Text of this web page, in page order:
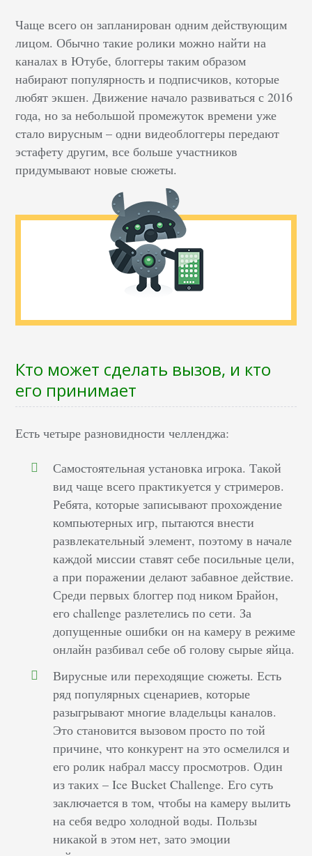
Чаще всего он запланирован одним действующим
лицом. Обычно такие ролики можно найти на
каналах в Ютубе, блоггеры таким образом
набирают популярность и подписчиков, которые
любят экшен. Движение начало развиваться с 2016
года, но за небольшой промежуток времени уже
стало вирусным – одни видеоблоггеры передают
эстафету другим, все больше участников
придумывают новые сюжеты.
Кто может сделать вызов, и кто
его принимает
Есть четыре разновидности челленджа:
Самостоятельная установка игрока. Такой
вид чаще всего практикуется у стримеров.
Ребята, которые записывают прохождение
компьютерных игр, пытаются внести
развлекательный элемент, поэтому в начале
каждой миссии ставят себе посильные цели,
а при поражении делают забавное действие.
Среди первых блоггер под ником Брайон,
его challenge разлетелись по сети. За
допущенные ошибки он на камеру в режиме
онлайн разбивал себе об голову сырые яйца.
Вирусные или переходящие сюжеты. Есть
ряд популярных сценариев, которые
разыгрывают многие владельцы каналов.
Это становится вызовом просто по той
причине, что конкурент на это осмелился и
его ролик набрал массу просмотров. Один
из таких – Ice Bucket Challenge. Его суть
заключается в том, чтобы на камеру вылить
на себя ведро холодной воды. Пользы
никакой в этом нет, зато эмоции